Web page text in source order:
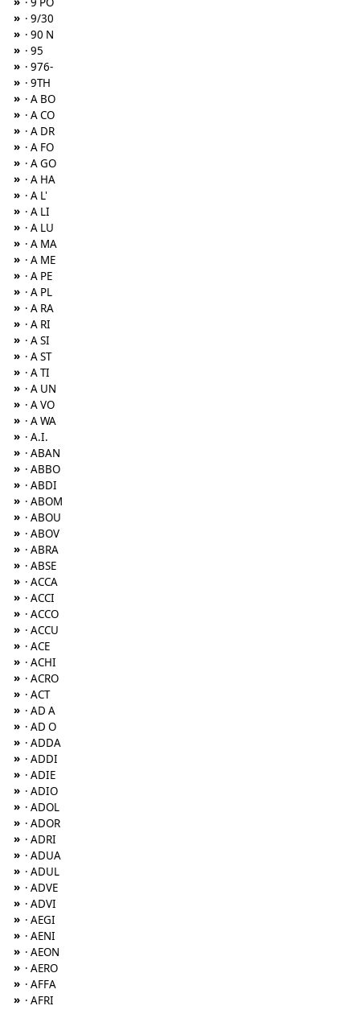
» · 9/30
» · 90 N
» · 95
» · 976-
» · 9TH
» · A BO
» · A CO
» · A DR
» · A FO
» · A GO
» · A HA
» · A L'
» · A LI
» · A LU
» · A MA
» · A ME
» · A PE
» · A PL
» · A RA
» · A RI
» · A SI
» · A ST
» · A TI
» · A UN
» · A VO
» · A WA
» · A.I.
» · ABAN
» · ABBO
» · ABDI
» · ABOM
» · ABOU
» · ABOV
» · ABRA
» · ABSE
» · ACCA
» · ACCI
» · ACCO
» · ACCU
» · ACE
» · ACHI
» · ACRO
» · ACT
» · AD A
» · AD O
» · ADDA
» · ADDI
» · ADIE
» · ADIO
» · ADOL
» · ADOR
» · ADRI
» · ADUA
» · ADUL
» · ADVE
» · ADVI
» · AEGI
» · AENI
» · AEON
» · AERO
» · AFFA
» · AFRI